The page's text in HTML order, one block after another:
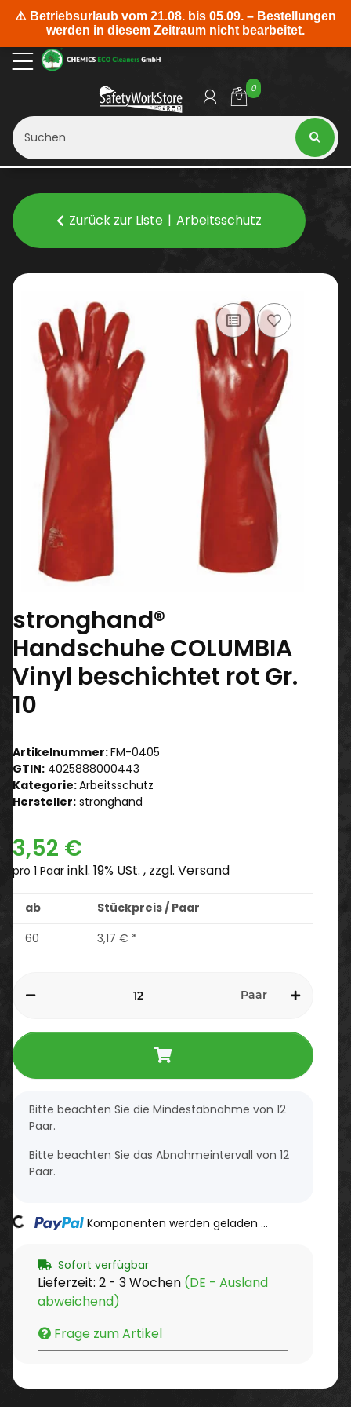
0
Zurück zur Liste Arbeitsschutz
stronghand®
Handschuhe COLUMBIA
Vinyl beschichtet rot Gr.
10
Artikelnummer:FM-0405
GTIN: 4025888000443
Kategorie:Arbeitsschutz
Hersteller: stronghand
3,52 €
pro 1 Paar inkl. 19% USt. , zzgl. Versand
ab
Stückpreis / Paar
60
3,17 € *
Paar
x
Bitte beachten Sie die Mindestabnahme von 12
Paar.
Bitte beachten Sie das Abnahmeintervall von 12
Paar.
Komponenten werden geladen ...
Sofort verfügbar
Lieferzeit: 2 - 3 Wochen (DE - Ausland
abweichend)
Frage zum Artikel